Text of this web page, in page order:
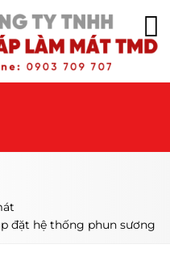
đặt hệ thống phun sương